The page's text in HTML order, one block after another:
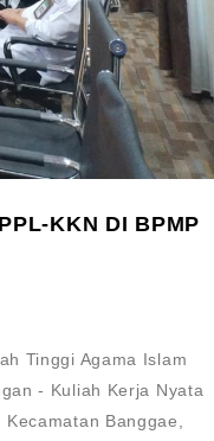
KKN DI BPMP
Tinggi Agama Islam
- Kuliah Kerja Nyata
Banggae,